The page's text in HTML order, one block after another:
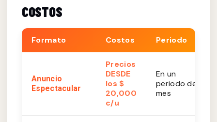
COSTOS
Formato Costos Periodo
Anuncio
Espectacular
Precios
DESDE
los $
20,000
c/u
En un
periodo de 1
mes